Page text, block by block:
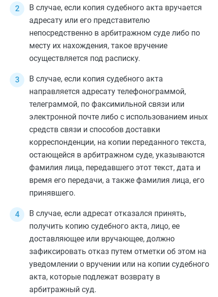
В случае, если копия судебного акта вручается
адресату или его представителю
непосредственно в арбитражном суде либо по
месту их нахождения, такое вручение
осуществляется под расписку.
В случае, если копия судебного акта
направляется адресату телефонограммой,
телеграммой, по факсимильной связи или
электронной почте либо с использованием иных
средств связи и способов доставки
корреспонденции, на копии переданного текста,
остающейся в арбитражном суде, указываются
фамилия лица, передавшего этот текст, дата и
время его передачи, а также фамилия лица, его
принявшего.
В случае, если адресат отказался принять,
получить копию судебного акта, лицо, ее
доставляющее или вручающее, должно
зафиксировать отказ путем отметки об этом на
уведомлении о вручении или на копии судебного
акта, которые подлежат возврату в
арбитражный суд.